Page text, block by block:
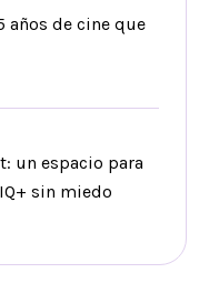
años de cine que
un espacio para
sin miedo